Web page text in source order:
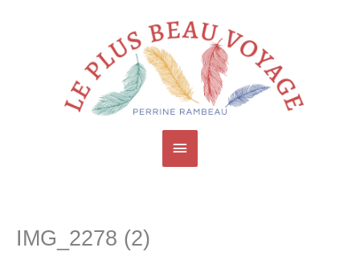
Menu
principal
IMG_2278 (2)